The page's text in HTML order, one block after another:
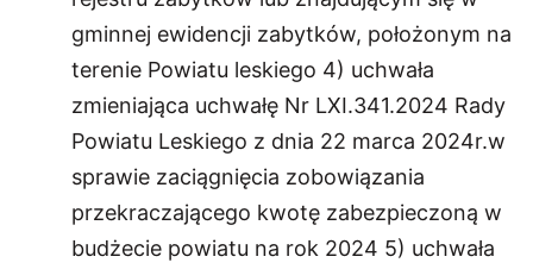
gminnej ewidencji zabytków, położonym na
terenie Powiatu leskiego 4) uchwała
zmieniająca uchwałę Nr LXI.341.2024 Rady
Powiatu Leskiego z dnia 22 marca 2024r.w
sprawie zaciągnięcia zobowiązania
przekraczającego kwotę zabezpieczoną w
budżecie powiatu na rok 2024 5) uchwała